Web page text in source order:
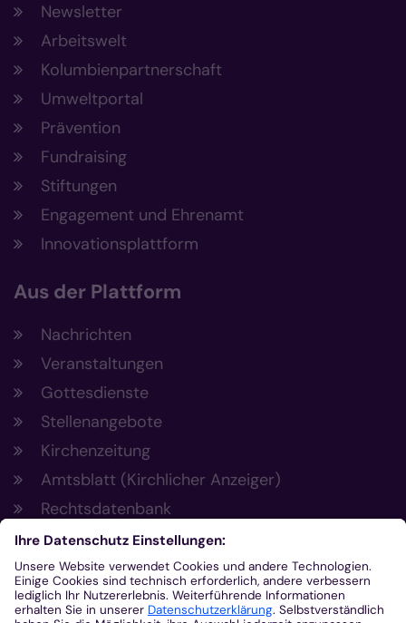
Newsletter
Arbeitswelt
Kolumbienpartnerschaft
Umweltportal
Prävention
Fundraising
Stiftungen
Engagement und Ehrenamt
Innovationsplattform
Aus der Plattform
Nachrichten
Veranstaltungen
Gottesdienste
Stellenangebote
Kirchenzeitung
Amtsblatt (Kirchlicher Anzeiger)
Rechtsdatenbank
Meldestelle gemäß Hinweisgeberschutzgesetz